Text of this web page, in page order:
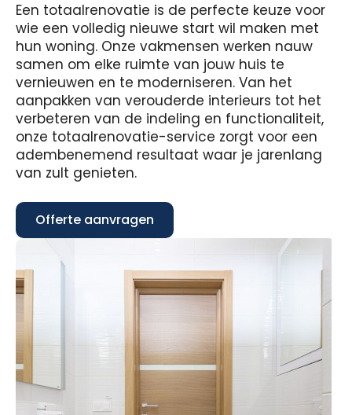
Een totaalrenovatie is de perfecte keuze voor
wie een volledig nieuwe start wil maken met
hun woning. Onze vakmensen werken nauw
samen om elke ruimte van jouw huis te
vernieuwen en te moderniseren. Van het
aanpakken van verouderde interieurs tot het
verbeteren van de indeling en functionaliteit,
onze totaalrenovatie-service zorgt voor een
adembenemend resultaat waar je jarenlang
van zult genieten.
Offerte aanvragen